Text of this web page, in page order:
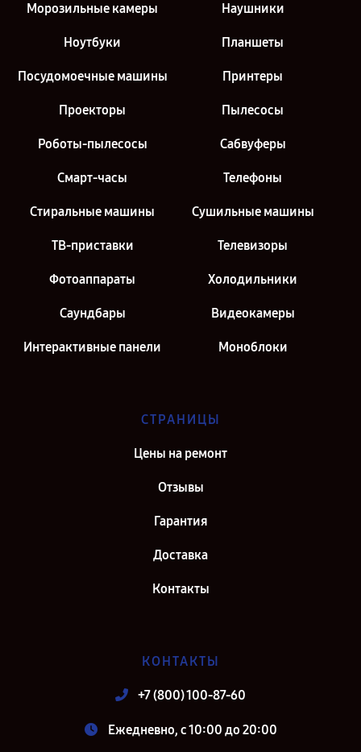
Морозильные камеры Наушники
Ноутбуки Планшеты
Посудомоечные машины Принтеры
Проекторы Пылесосы
Роботы-пылесосы Сабвуферы
Смарт-часы Телефоны
Стиральные машины Сушильные машины
ТВ-приставки Телевизоры
Фотоаппараты Холодильники
Саундбары Видеокамеры
Интерактивные панели Моноблоки
СТРАНИЦЫ
Цены на ремонт
Отзывы
Гарантия
Доставка
Контакты
КОНТАКТЫ
+7 (800) 100-87-60
Ежедневно, с 10:00 до 20:00